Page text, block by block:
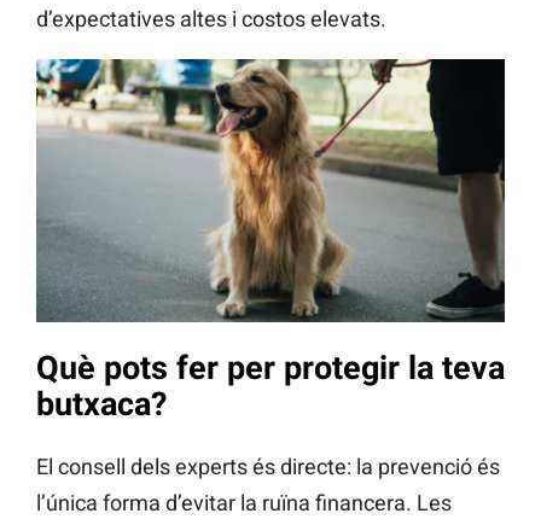
d’expectatives altes i costos elevats.
Què pots fer per protegir la teva
butxaca?
El consell dels experts és directe: la prevenció és
l’única forma d’evitar la ruïna financera. Les